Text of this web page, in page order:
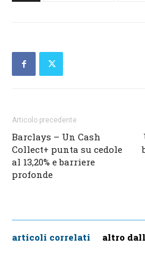
Articolo precedente
Barclays – Un Cash
Collect+ punta su cedole
al 13,20% e barriere
profonde
articoli correlati altro